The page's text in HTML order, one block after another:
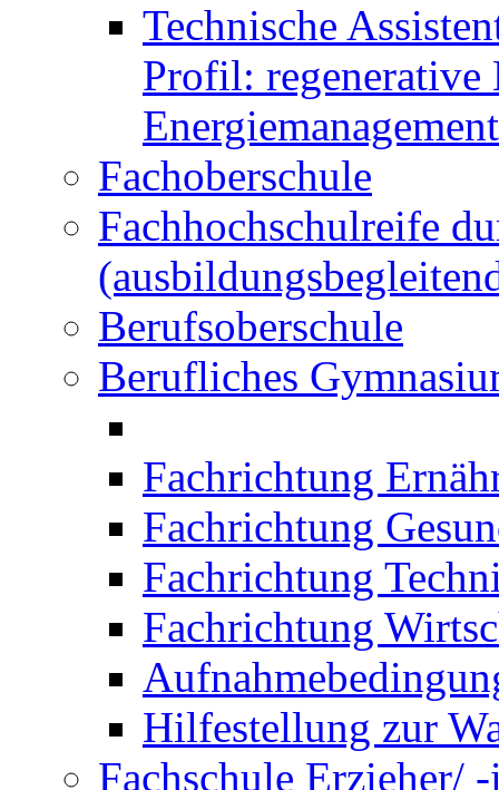
Technische
Profil: regenerative
Energiemanagement
Fachoberschule
Fachhochschulreife
Berufsoberschule
Berufliches
Fachrichtung
Fachrichtung
Fachrichtung
Fachrichtung
Hilfestellung zur
Fachschule Erzieher/